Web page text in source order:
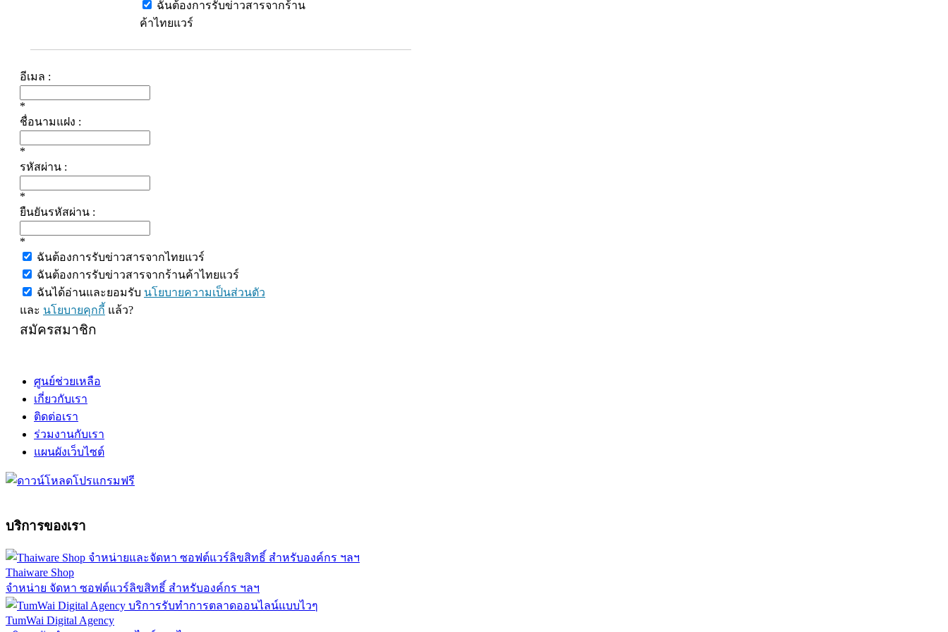
ฉันต้องการรับข่าวสารจากร้าน
ค้าไทยแวร์
อีเมล :
*
ชื่อนามแฝง :
*
รหัสผ่าน :
*
ยืนยันรหัสผ่าน :
*
ฉันต้องการรับข่าวสารจากไทยแวร์
ฉันต้องการรับข่าวสารจากร้านค้าไทยแวร์
ฉันได้อ่านและยอมรับ นโยบายความเป็นส่วนตัว
และ นโยบายคุกกี้ แล้ว?
สมัครสมาชิก
ศูนย์ช่วยเหลือ
เกี่ยวกับเรา
ติดต่อเรา
ร่วมงานกับเรา
แผนผังเว็บไซต์
บริการของเรา
Thaiware Shop
จำหน่าย จัดหา ซอฟต์แวร์ลิขสิทธิ์ สำหรับองค์กร ฯลฯ
TumWai Digital Agency